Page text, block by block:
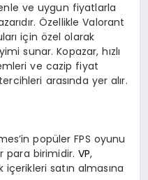
ve uygun fiyatlarla
Özellikle Valorant
için özel olarak
sunar. Kopazar, hızlı
ve cazip fiyat
arasında yer alır.
popüler FPS oyunu
para birimidir.VP,
satın almasına